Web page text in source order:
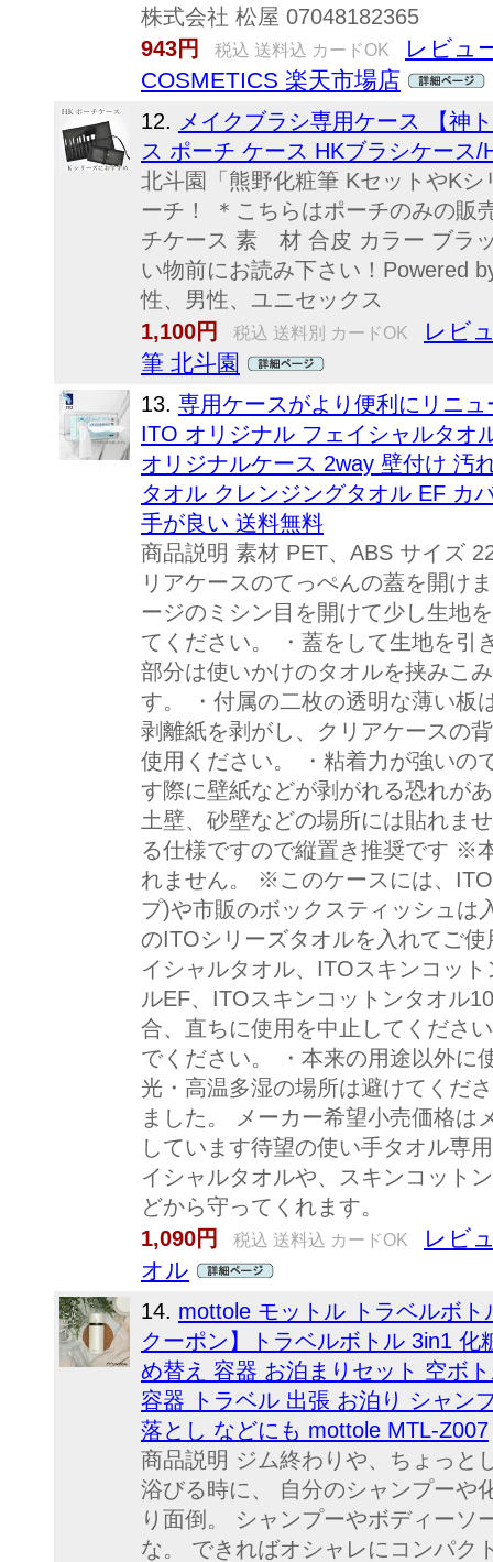
株式会社 松屋 07048182365
943円
税込 送料込 カードOK
レビュ
COSMETICS 楽天市場店
12. メイクブラシ専用ケース 【神
ス ポーチ ケース HKブラシケース/
北斗園「熊野化粧筆 KセットやK
ーチ！ ＊こちらはポーチのみの販
チケース 素 材 合皮 カラー ブラ
い物前にお読み下さい！Powered
性、男性、ユニセックス
1,100円
税込 送料別 カードOK
レビ
筆 北斗園
13. 専用ケースがより便利にリニ
ITO オリジナル フェイシャルタオ
オリジナルケース 2way 壁付け 汚
タオル クレンジングタオル EF カ
手が良い 送料無料
商品説明 素材 PET、ABS サイズ
リアケースのてっぺんの蓋を開け
ージのミシン目を開けて少し生地
てください。 ・蓋をして生地を引
部分は使いかけのタオルを挟みこ
す。 ・付属の二枚の透明な薄い板
剥離紙を剥がし、クリアケースの
使用ください。 ・粘着力が強いの
す際に壁紙などが剥がれる恐れが
土壁、砂壁などの場所には貼れま
る仕様ですので縦置き推奨です ※
れません。 ※このケースには、
プ)や市販のボックスティッシュは
のITOシリーズタオルを入れてご
イシャルタオル、ITOスキンコッ
ルEF、ITOスキンコットンタオル
合、直ちに使用を中止してくださ
でください。 ・本来の用途以外に
光・高温多湿の場所は避けてくだ
ました。 メーカー希望小売価格は
しています待望の使い手タオル専
イシャルタオルや、スキンコット
どから守ってくれます。
1,090円
税込 送料込 カードOK
レビ
オル
14. mottole モットル トラベルボ
クーポン】トラベルボトル 3in1
め替え 容器 お泊まりセット 空ボ
容器 トラベル 出張 お泊り シャン
落とし などにも mottole MTL-Z007
商品説明 ジム終わりや、ちょっと
浴びる時に、 自分のシャンプーや
り面倒。 シャンプーやボディーソ
な。 できればオシャレにコンパク